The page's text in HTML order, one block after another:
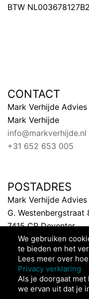
BTW
CONTACT
Mark Verhijde Advies
Mark Verhijde
info@markverhijde.nl
+31 652 653 005
POSTADRES
Mark Verhijde Advies
G. Westenbergstraat
7415 CP Deventer
Nederland
We gebruiken
te bieden en het
Lees meer over
Privacy verklaring
Als je doorgaat met
we ervan uit dat je